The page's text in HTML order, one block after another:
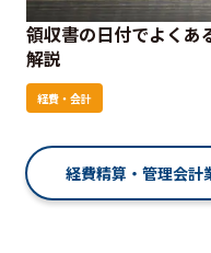
領収書の日付でよくあ
解説
経費・会計
経費精算・管理会計